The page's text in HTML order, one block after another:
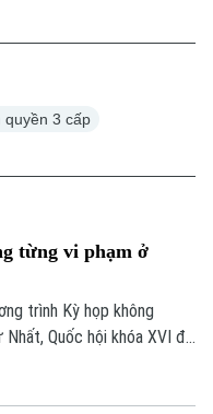
quyền 3 cấp
từng vi phạm ở
trình Kỳ họp không
Quốc hội khóa XVI đã